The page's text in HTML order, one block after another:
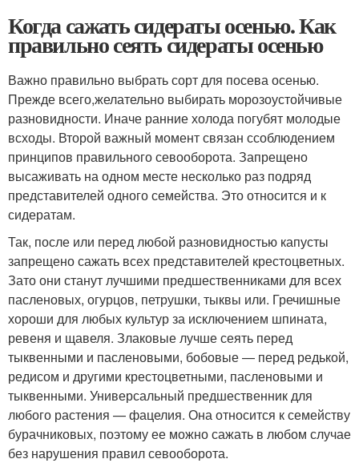
Когда сажать сидераты осенью. Как
правильно сеять сидераты осенью
Важно правильно выбрать сорт для посева осенью.
Прежде всего,желательно выбирать морозоустойчивые
разновидности. Иначе ранние холода погубят молодые
всходы. Второй важный момент связан ссоблюдением
принципов правильного севооборота. Запрещено
высаживать на одном месте несколько раз подряд
представителей одного семейства. Это относится и к
сидератам.
Так, после или перед любой разновидностью капусты
запрещено сажать всех представителей крестоцветных.
Зато они станут лучшими предшественниками для всех
пасленовых, огурцов, петрушки, тыквы или. Гречишные
хороши для любых культур за исключением шпината,
ревеня и щавеля. Злаковые лучше сеять перед
тыквенными и пасленовыми, бобовые — перед редькой,
редисом и другими крестоцветными, пасленовыми и
тыквенными. Универсальный предшественник для
любого растения — фацелия. Она относится к семейству
бурачниковых, поэтому ее можно сажать в любом случае
без нарушения правил севооборота.